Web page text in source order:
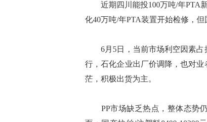
近期四川能投100万吨/年PTA新
化40万吨/年PTA装置开始检修，但
6月5日，当前市场利空因素占
行，石化企业出厂价调降，也对
茫，积极出货为主。
PP市场缺乏热点，整体态势仍